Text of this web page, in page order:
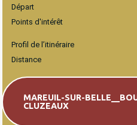
INFORMATIONS
Départ
Points d'intérêt
Profil de l’itinéraire
Distance
Documentation
MAREUIL-SUR-
CLUZEAUX